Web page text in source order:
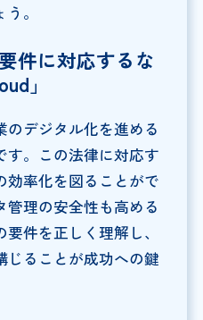
。
件に対応するな
」
デジタル化を進める
す。この法律に対応す
効率化を図ることがで
管理の安全性も高める
件を正しく理解し、
じることが成功への鍵